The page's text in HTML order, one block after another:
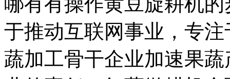
于推动互联网事业，专
蔬加工骨干企业加速果